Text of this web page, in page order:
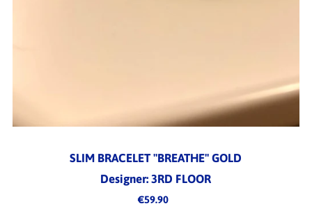
SLIM BRACELET "BREATHE" GOLD
Designer: 3RD FLOOR
€59.90